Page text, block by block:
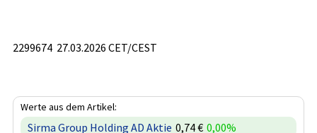
2299674 27.03.2026 CET/CEST
Werte aus dem Artikel:
Sirma Group Holding AD Aktie 0,74 € 0,00%